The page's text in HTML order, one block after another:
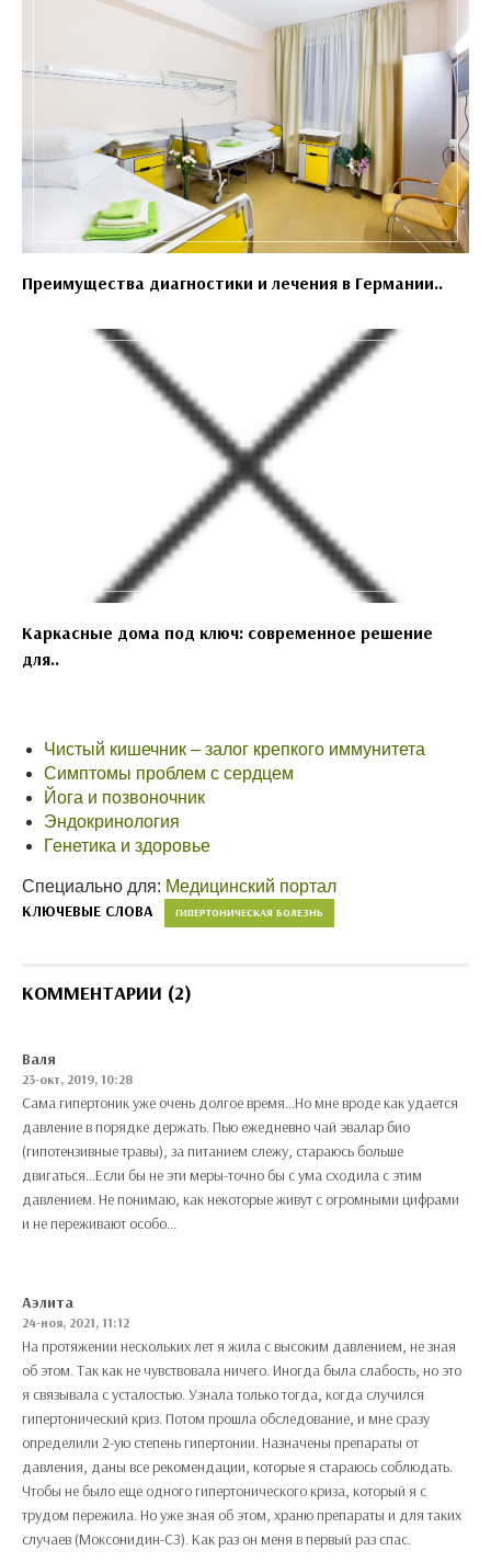
Преимущества диагностики и лечения в Германии..
Каркасные дома под ключ: современное решение
для..
Чистый кишечник – залог крепкого иммунитета
Симптомы проблем с сердцем
Йога и позвоночник
Эндокринология
Генетика и здоровье
Специально для: Медицинский портал
КЛЮЧЕВЫЕ СЛОВА ГИПЕРТОНИЧЕСКАЯ БОЛЕЗНЬ
КОММЕНТАРИИ (2)
Валя
23-окт, 2019, 10:28
Сама гипертоник уже очень долгое время...Но мне вроде как удается
давление в порядке держать. Пью ежедневно чай эвалар био
(гипотензивные травы), за питанием слежу, стараюсь больше
двигаться...Если бы не эти меры-точно бы с ума сходила с этим
давлением. Не понимаю, как некоторые живут с огромными цифрами
и не переживают особо...
Аэлита
24-ноя, 2021, 11:12
На протяжении нескольких лет я жила с высоким давлением, не зная
об этом. Так как не чувствовала ничего. Иногда была слабость, но это
я связывала с усталостью. Узнала только тогда, когда случился
гипертонический криз. Потом прошла обследование, и мне сразу
определили 2-ую степень гипертонии. Назначены препараты от
давления, даны все рекомендации, которые я стараюсь соблюдать.
Чтобы не было еще одного гипертонического криза, который я с
трудом пережила. Но уже зная об этом, храню препараты и для таких
случаев (Моксонидин-СЗ). Как раз он меня в первый раз спас.